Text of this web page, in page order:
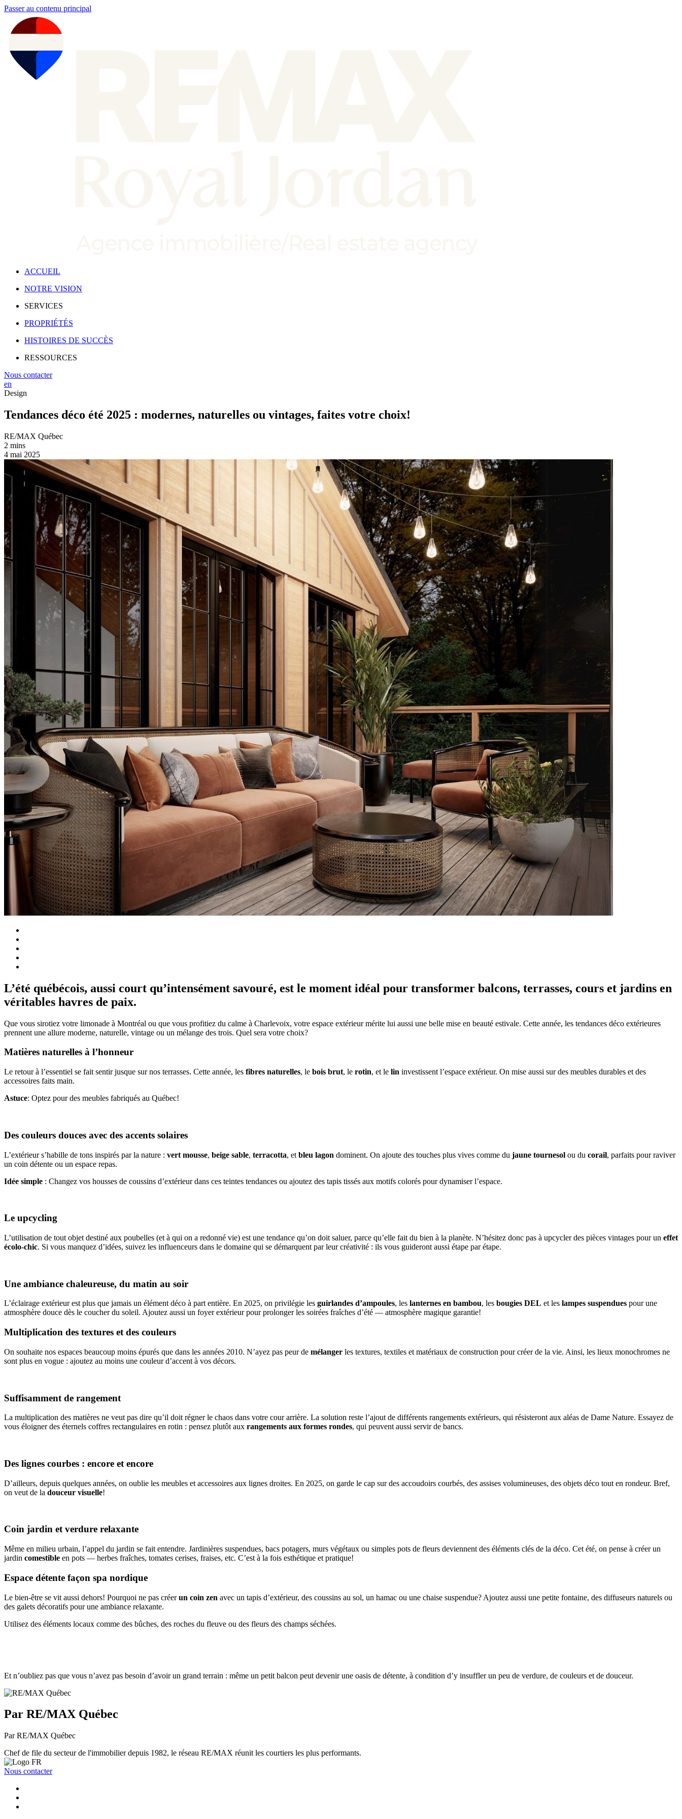
Passer au contenu principal
ACCUEIL
NOTRE VISION
SERVICES
PROPRIÉTÉS
HISTOIRES DE SUCCÈS
RESSOURCES
Nous contacter
en
Design
Tendances déco été 2025 : modernes, naturelles ou vintages, faites votre choix!
RE/MAX Québec
2 mins
4 mai 2025
L’été québécois, aussi court qu’intensément savouré, est le moment idéal pour transformer balcons, terrasses, cours et jardins en
véritables havres de paix.
Que vous sirotiez votre limonade à Montréal ou que vous profitiez du calme à Charlevoix, votre espace extérieur mérite lui aussi une belle mise en beauté estivale. Cette année, les tendances déco extérieures
prennent une allure moderne, naturelle, vintage ou un mélange des trois. Quel sera votre choix?
Matières naturelles à l’honneur
Le retour à l’essentiel se fait sentir jusque sur nos terrasses. Cette année, les fibres naturelles, le bois brut, le rotin, et le lin investissent l’espace extérieur. On mise aussi sur des meubles durables et des
accessoires faits main.
Astuce: Optez pour des meubles fabriqués au Québec!
Des couleurs douces avec des accents solaires
L’extérieur s’habille de tons inspirés par la nature : vert mousse, beige sable, terracotta, et bleu lagon dominent. On ajoute des touches plus vives comme du jaune tournesol ou du corail, parfaits pour raviver
un coin détente ou un espace repas.
Idée simple : Changez vos housses de coussins d’extérieur dans ces teintes tendances ou ajoutez des tapis tissés aux motifs colorés pour dynamiser l’espace.
Le upcycling
L’utilisation de tout objet destiné aux poubelles (et à qui on a redonné vie) est une tendance qu’on doit saluer, parce qu’elle fait du bien à la planète. N’hésitez donc pas à upcycler des pièces vintages pour un effet
écolo-chic. Si vous manquez d’idées, suivez les influenceurs dans le domaine qui se démarquent par leur créativité : ils vous guideront aussi étape par étape.
Une ambiance chaleureuse, du matin au soir
L’éclairage extérieur est plus que jamais un élément déco à part entière. En 2025, on privilégie les guirlandes d’ampoules, les lanternes en bambou, les bougies DEL et les lampes suspendues pour une
atmosphère douce dès le coucher du soleil. Ajoutez aussi un foyer extérieur pour prolonger les soirées fraîches d’été — atmosphère magique garantie!
Multiplication des textures et des couleurs
On souhaite nos espaces beaucoup moins épurés que dans les années 2010. N’ayez pas peur de mélanger les textures, textiles et matériaux de construction pour créer de la vie. Ainsi, les lieux monochromes ne
sont plus en vogue : ajoutez au moins une couleur d’accent à vos décors.
Suffisamment de rangement
La multiplication des matières ne veut pas dire qu’il doit régner le chaos dans votre cour arrière. La solution reste l’ajout de différents rangements extérieurs, qui résisteront aux aléas de Dame Nature. Essayez de
vous éloigner des éternels coffres rectangulaires en rotin : pensez plutôt aux rangements aux formes rondes, qui peuvent aussi servir de bancs.
Des lignes courbes : encore et encore
D’ailleurs, depuis quelques années, on oublie les meubles et accessoires aux lignes droites. En 2025, on garde le cap sur des accoudoirs courbés, des assises volumineuses, des objets déco tout en rondeur. Bref,
on veut de la douceur visuelle!
Coin jardin et verdure relaxante
Même en milieu urbain, l’appel du jardin se fait entendre. Jardinières suspendues, bacs potagers, murs végétaux ou simples pots de fleurs deviennent des éléments clés de la déco. Cet été, on pense à créer un
jardin comestible en pots — herbes fraîches, tomates cerises, fraises, etc. C’est à la fois esthétique et pratique!
Espace détente façon spa nordique
Le bien-être se vit aussi dehors! Pourquoi ne pas créerun coin zen avec un tapis d’extérieur, des coussins au sol, un hamac ou une chaise suspendue? Ajoutez aussi une petite fontaine, des diffuseurs naturels ou
des galets décoratifs pour une ambiance relaxante.
Utilisez des éléments locaux comme des bûches, des roches du fleuve ou des fleurs des champs séchées.
Et n’oubliez pas que vous n’avez pas besoin d’avoir un grand terrain : même un petit balcon peut devenir une oasis de détente, à condition d’y insuffler un peu de verdure, de couleurs et de douceur.
Par RE/MAX Québec
Par RE/MAX Québec
Chef de file du secteur de l'immobilier depuis 1982, le réseau RE/MAX réunit les courtiers les plus performants.
Nous contacter